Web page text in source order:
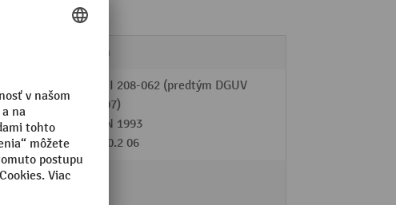
25 mm
DGUV-I 208-062 (predtým DGUV
108-007)
DIN EN 1993
FEM 10.2 06